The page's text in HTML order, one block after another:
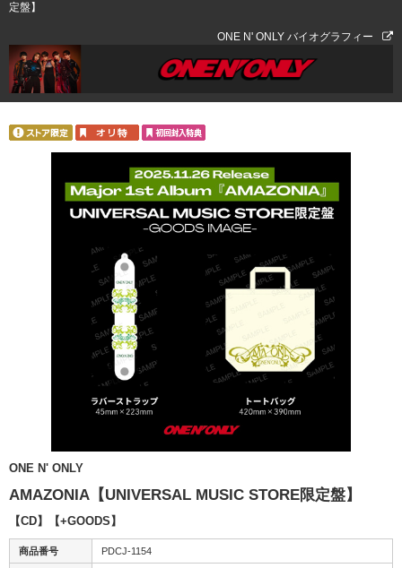
定盤】
ONE N' ONLY バイオグラフィー
ONE N' ONLY
AMAZONIA【UNIVERSAL MUSIC STORE限定盤】
【CD】【+GOODS】
商品番号 PDCJ-1154